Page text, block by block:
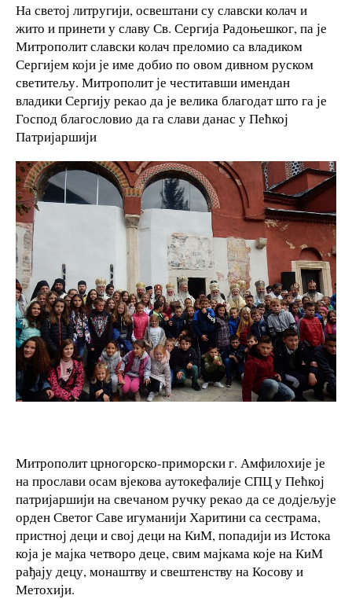
На светој литругији, освештани су славски колач и
жито и принети у славу Св. Сергија Радоњешког, па је
Митрополит славски колач преломио са владиком
Сергијем који је име добио по овом дивном руском
светитељу. Митрополит је честитавши имендан
владики Сергију рекао да је велика благодат што га је
Господ благословио да га слави данас у Пећкој
Патријаршији
Митрополит црногорско-приморски г. Амфилохије је
на прослави осам вјекова аутокефалије СПЦ у Пећкој
патријаршији на свечаном ручку рекао да се додјељује
орден Светог Саве игуманији Харитини са сестрама,
пристној деци и свој деци на КиМ, попадији из Истока
која је мајка четворо деце, свим мајкама које на КиМ
рађају децу, монаштву и свештенству на Косову и
Метохији.